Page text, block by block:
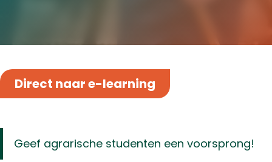
Direct naar e-learning
Geef agrarische studenten een voorsprong!